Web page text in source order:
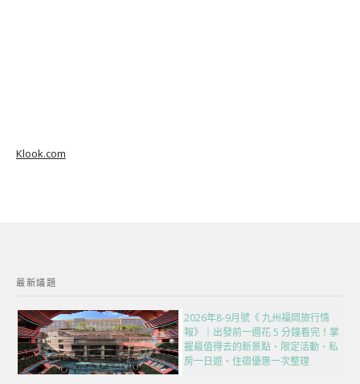
Klook.com
最新議題
2026年8-9月號《 九州福岡旅行情
報》｜出發前一週花 5 分鐘看完！掌
握最值得去的新景點、限定活動、私
房一日遊、住宿優惠一次整理